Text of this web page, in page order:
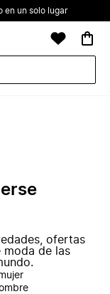
en un solo lugar
ofertas
moda de las